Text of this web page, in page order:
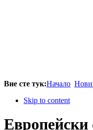
Вие сте тук:Начало
Skip to content
Европейски